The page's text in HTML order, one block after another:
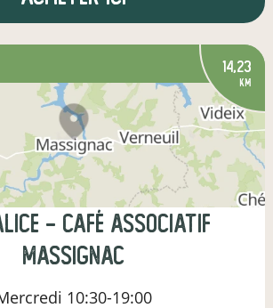
14,23
km
- café associatif
Massignac
10:30-19:00